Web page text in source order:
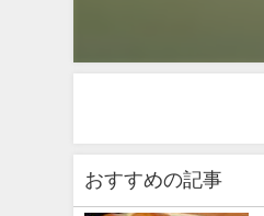
おすすめの記事